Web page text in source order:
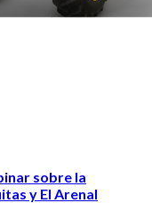
sobre la
y El Arenal